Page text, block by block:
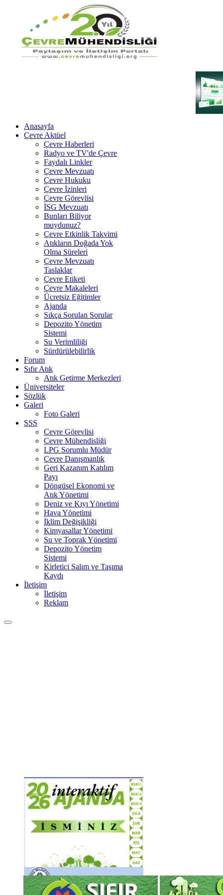
Anasayfa
Çevre Aktüel
Çevre Haberleri
Radyo ve TV'de Çevre
Faydalı Linkler
Çevre Mevzuatı
Çevre Hukuku
Çevre İzinleri
Çevre Görevlisi
İSG Mevzuatı
Bunları Biliyor
muydunuz?
Çevre Etkinlik Takvimi
Atıkların Doğada Yok
Olma Süreleri
Çevre Mevzuatı
Taslaklar
Çevre Etiketi
Çevre Makaleleri
Ücretsiz Eğitimler
Ajanda
Sıkça Sorulan Sorular
Depozito Yönetim
Sistemi
Su Verimliliği
Sürdürülebilirlik
Forum
Sıfır Atık
Atık Getirme Merkezleri
Üniversiteler
Sözlük
Galeri
Foto Galeri
SSS
Çevre Görevlisi
Çevre Mühendisliği
LPG Sorumlu Müdür
Çevre Danışmanlık
Geri Kazanım Katılım
Payı
Döngüsel Ekonomi ve
Atık Yönetimi
Deniz ve Kıyı Yönetimi
Hava Yönetimi
İklim Değişikliği
Kimyasallar Yönetimi
Su ve Toprak Yönetimi
Depozito Yönetim
Sistemi
Kirletici Salım ve Taşıma
Kaydı
İletişim
İletişim
Reklam